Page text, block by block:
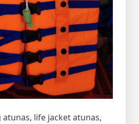
life jacket atunas,